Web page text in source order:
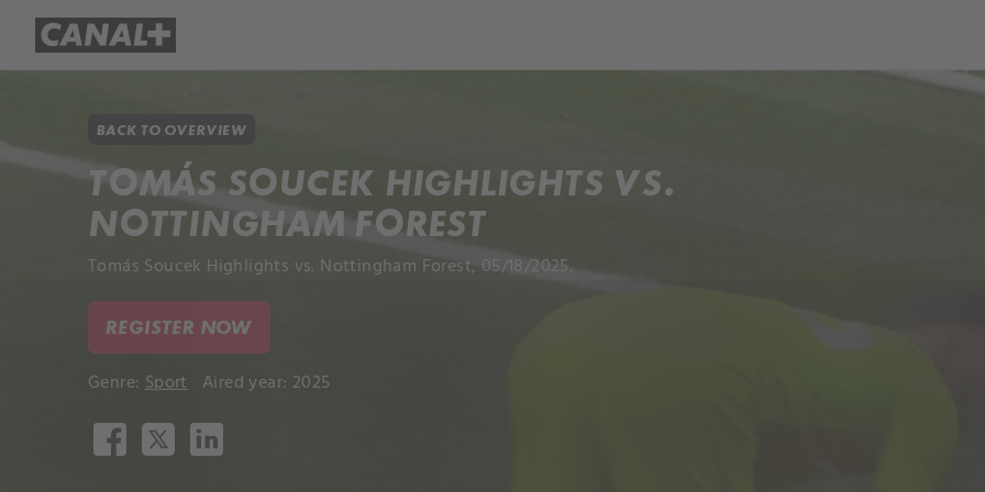
BACK TO OVERVIEW
TOMÁS SOUCEK HIGHLIGHTS VS.
NOTTINGHAM FOREST
Tomás Soucek Highlights vs. Nottingham Forest, 05/18/2025.
REGISTER NOW
Genre: Sport Aired year: 2025